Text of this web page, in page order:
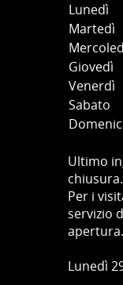
Lunedì
Martedì
Giovedì
Venerdì
Sabato
Ultimo
chiusura.
Per i
servizio
apertura.
Lunedì